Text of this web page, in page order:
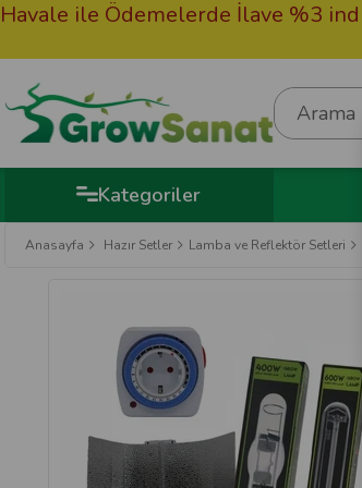
ile Ödemelerde İlave %3 indirim
Kategoriler
Anasayfa Hazır Setler Lamba ve Reflektör Setleri